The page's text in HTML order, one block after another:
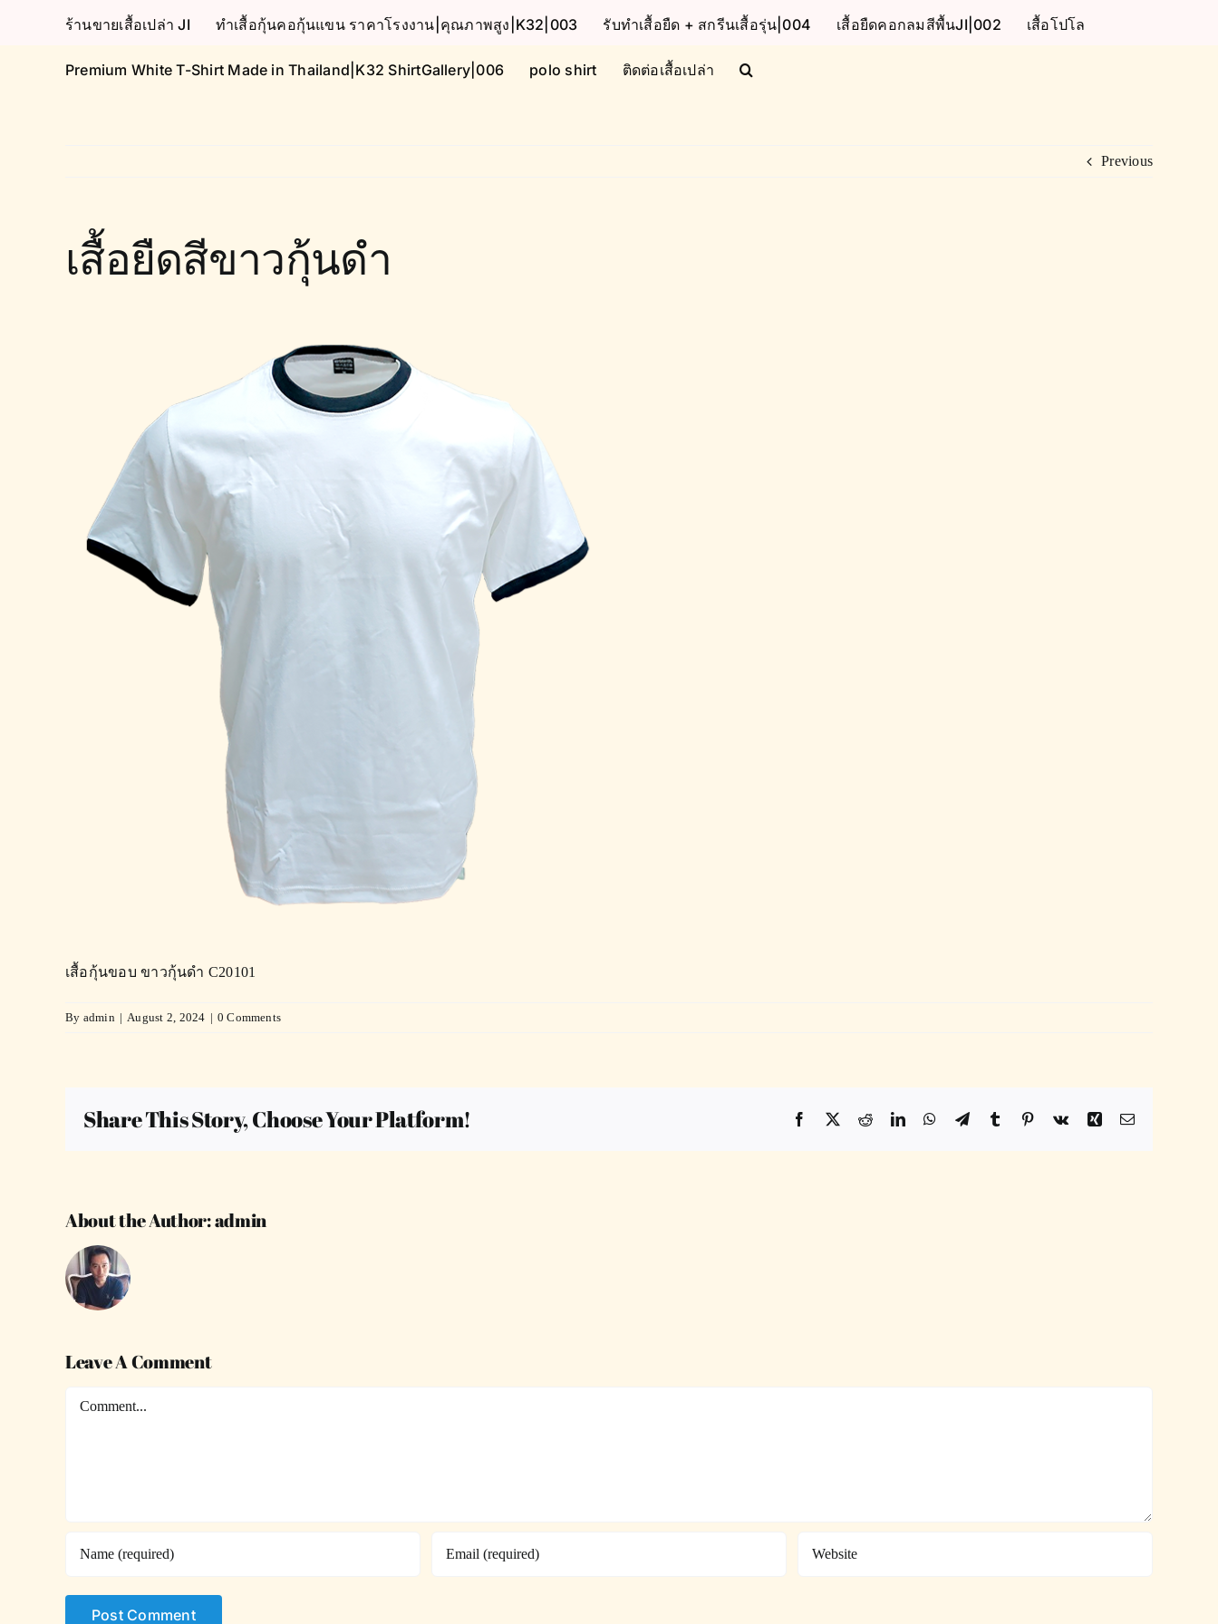
ร้านขายเสื้อเปล่า JI ทำเสื้อกุ้นคอกุ้นแขน ราคาโรงงาน|คุณภาพสูง|K32|003 รับทำเสื้อยืด + สกรีนเสื้อรุ่น|004 เสื้อยืดคอกลมสีพื้นJI|002 เสื้อโปโล
Premium White T-Shirt Made in Thailand|K32 ShirtGallery|006 polo shirt ติดต่อเสื้อเปล่า
Previous
เสื้อยืดสีขาวกุ้นดำ
เสื้อกุ้นขอบ ขาวกุ้นดำ C20101
By admin | August 2, 2024 | 0 Comments
Share This Story, Choose Your Platform! Facebook
X RedditLinkedInWhatsApp
TelegramTumblr Pinterest
Vk Xing Email
About the Author:admin
Leave A Comment
Comment